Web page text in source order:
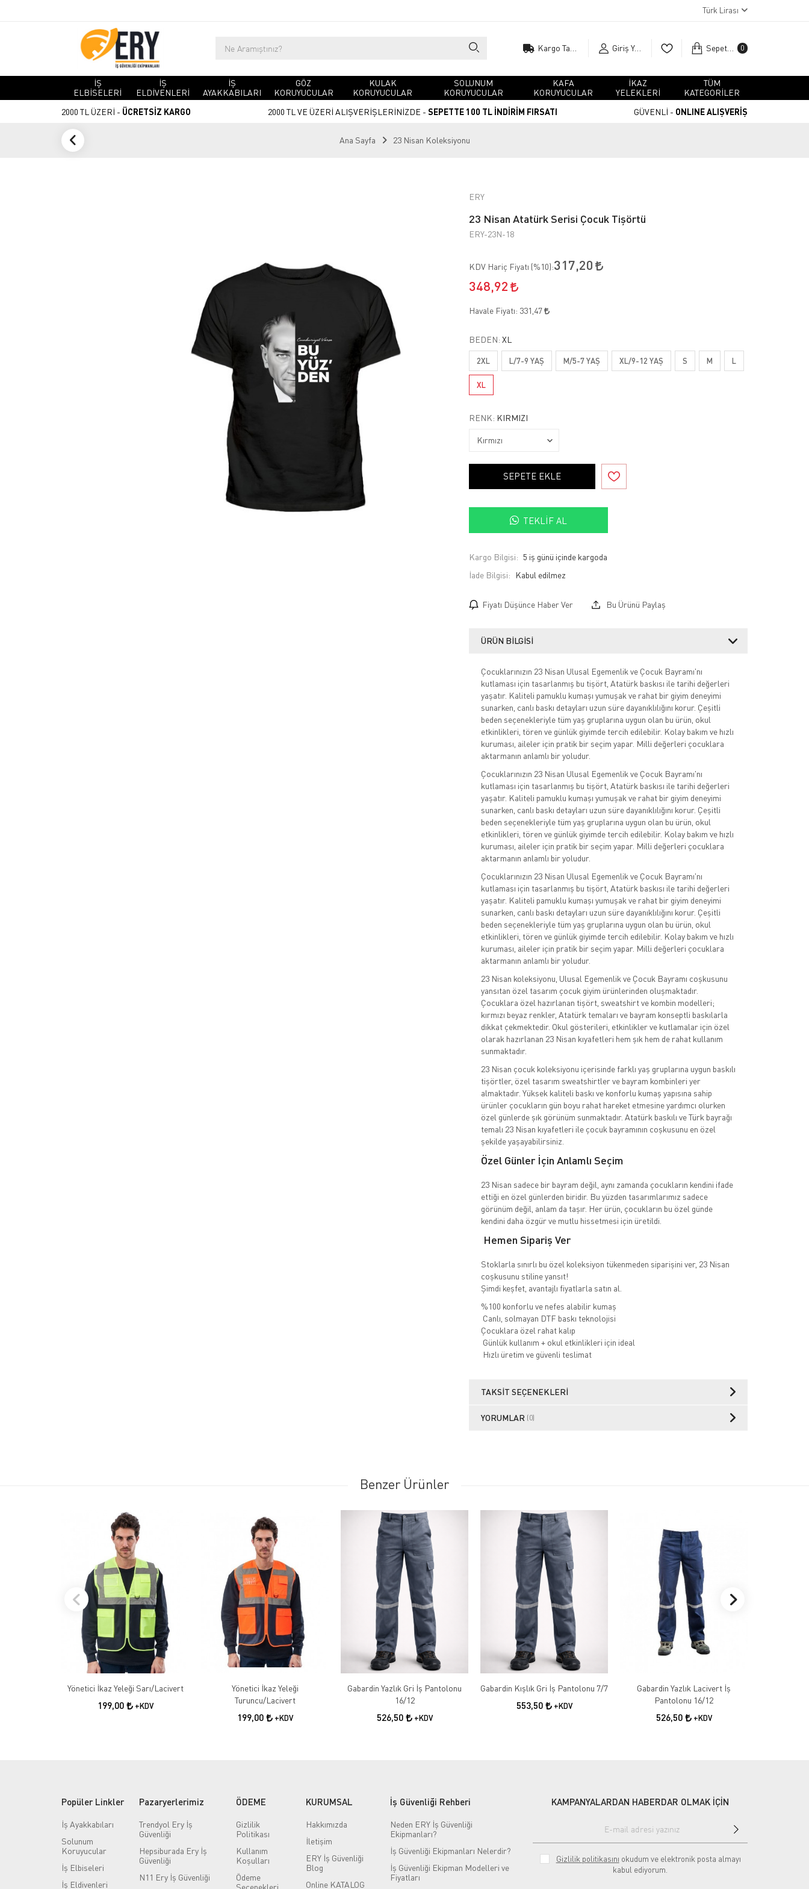
Türk Lirası
Giriş Yap Sepetim 0
İŞ
ELBİSELERİ
İŞ
ELDİVENLERİ
İŞ
AYAKKABILARI
GÖZ
KORUYUCULAR
KULAK
KORUYUCULAR
SOLUNUM
KORUYUCULAR
KAFA
KORUYUCULAR
İKAZ
YELEKLERİ
TÜM
KATEGORİLER
2000 TL ÜZERİ - ÜCRETSİZ KARGO 2000 TL VE ÜZERİ ALIŞVERİŞLERİNİZDE - SEPETTE 100 TL İNDİRİM FIRSATI GÜVENLİ - ONLINE ALIŞVERİŞ
Ana Sayfa 23 Nisan Koleksiyonu
ERY
23 Nisan Atatürk Serisi Çocuk Tişörtü
ERY-23N-18
KDV Hariç Fiyatı (%10):317,20
348,92
Havale Fiyatı: 331,47
BEDEN: XL
2XL L/7-9 YAŞ M/5-7 YAŞ XL/9-12 YAŞ S M L
XL
RENK: KIRMIZI
SEPETE EKLE
TEKLIF AL
Kargo Bilgisi: 5 iş günü içinde kargoda
İade Bilgisi:
Fiyatı Düşünce Haber Ver Bu Ürünü Paylaş
ÜRÜN BILGISI
Çocuklarınızın 23 Nisan Ulusal Egemenlik ve Çocuk Bayramı'nı
kutlaması için tasarlanmış bu tişört, Atatürk baskısı ile tarihi değerleri
yaşatır. Kaliteli pamuklu kumaşı yumuşak ve rahat bir giyim deneyimi
sunarken, canlı baskı detayları uzun süre dayanıklılığını korur. Çeşitli
beden seçenekleriyle tüm yaş gruplarına uygun olan bu ürün, okul
etkinlikleri, tören ve günlük giyimde tercih edilebilir. Kolay bakım ve hızlı
kuruması, aileler için pratik bir seçim yapar. Milli değerleri çocuklara
aktarmanın anlamlı bir yoludur.
Çocuklarınızın 23 Nisan Ulusal Egemenlik ve Çocuk Bayramı'nı
kutlaması için tasarlanmış bu tişört, Atatürk baskısı ile tarihi değerleri
yaşatır. Kaliteli pamuklu kumaşı yumuşak ve rahat bir giyim deneyimi
sunarken, canlı baskı detayları uzun süre dayanıklılığını korur. Çeşitli
beden seçenekleriyle tüm yaş gruplarına uygun olan bu ürün, okul
etkinlikleri, tören ve günlük giyimde tercih edilebilir. Kolay bakım ve hızlı
kuruması, aileler için pratik bir seçim yapar. Milli değerleri çocuklara
aktarmanın anlamlı bir yoludur.
Çocuklarınızın 23 Nisan Ulusal Egemenlik ve Çocuk Bayramı'nı
kutlaması için tasarlanmış bu tişört, Atatürk baskısı ile tarihi değerleri
yaşatır. Kaliteli pamuklu kumaşı yumuşak ve rahat bir giyim deneyimi
sunarken, canlı baskı detayları uzun süre dayanıklılığını korur. Çeşitli
beden seçenekleriyle tüm yaş gruplarına uygun olan bu ürün, okul
etkinlikleri, tören ve günlük giyimde tercih edilebilir. Kolay bakım ve hızlı
kuruması, aileler için pratik bir seçim yapar. Milli değerleri çocuklara
aktarmanın anlamlı bir yoludur.
23 Nisan koleksiyonu, Ulusal Egemenlik ve Çocuk Bayramı coşkusunu
yansıtan özel tasarım çocuk giyim ürünlerinden oluşmaktadır.
Çocuklara özel hazırlanan tişört, sweatshirt ve kombin modelleri;
kırmızı beyaz renkler, Atatürk temaları ve bayram konseptli baskılarla
dikkat çekmektedir. Okul gösterileri, etkinlikler ve kutlamalar için özel
olarak hazırlanan 23 Nisan kıyafetleri hem şık hem de rahat kullanım
sunmaktadır.
23 Nisan çocuk koleksiyonu içerisinde farklı yaş gruplarına uygun baskılı
tişörtler, özel tasarım sweatshirtler ve bayram kombinleri yer
almaktadır. Yüksek kaliteli baskı ve konforlu kumaş yapısına sahip
ürünler çocukların gün boyu rahat hareket etmesine yardımcı olurken
özel günlerde şık görünüm sunmaktadır. Atatürk baskılı ve Türk bayrağı
temalı 23 Nisan kıyafetleri ile çocuk bayramının coşkusunu en özel
şekilde yaşayabilirsiniz.
Özel Günler İçin Anlamlı Seçim
23 Nisan sadece bir bayram değil, aynı zamanda çocukların kendini ifade
ettiği en özel günlerden biridir. Bu yüzden tasarımlarımız sadece
görünüm değil, anlam da taşır. Her ürün, çocukların bu özel günde
kendini daha özgür ve mutlu hissetmesi için üretildi.
Hemen Sipariş Ver
Stoklarla sınırlı bu özel koleksiyon tükenmeden siparişini ver, 23 Nisan
coşkusunu stiline yansıt!
Şimdi keşfet, avantajlı fiyatlarla satın al.
%100 konforlu ve nefes alabilir kumaş
Canlı, solmayan DTF baskı teknolojisi
Çocuklara özel rahat kalıp
Günlük kullanım + okul etkinlikleri için ideal
Hızlı üretim ve güvenli teslimat
TAKSIT SEÇENEKLERI
YORUMLAR (0)
Benzer Ürünler
Yönetici İkaz Yeleği Sarı/Lacivert
199,00 +KDV
Yönetici İkaz Yeleği
Turuncu/Lacivert
199,00 +KDV
Gabardin Yazlık Gri İş Pantolonu
16/12
526,50 +KDV
Gabardin Kışlık Gri İş Pantolonu 7/7
553,50 +KDV
Gabardin Yazlık Lacivert İş
Pantolonu 16/12
526,50 +KDV
Popüler Linkler
İş Ayakkabıları
Solunum
Koruyucular
İş Elbiseleri
İş Eldivenleri
Pazaryerlerimiz
Trendyol Ery İş
Güvenliği
Hepsiburada Ery İş
Güvenliği
N11 Ery İş Güvenliği
ÖDEME
Gizlilik
Politikası
Kullanım
Koşulları
Ödeme
Seçenekleri
KURUMSAL
Hakkımızda
İletişim
ERY İş Güvenliği
Blog
Online KATALOG
İş Güvenliği Rehberi
Neden ERY İş Güvenliği
Ekipmanları?
İş Güvenliği Ekipmanları Nelerdir?
İş Güvenliği Ekipman Modelleri ve
Fiyatları
KAMPANYALARDAN HABERDAR OLMAK İÇİN
Gizlilik politikasını okudum ve elektronik posta almayı
kabul ediyorum.